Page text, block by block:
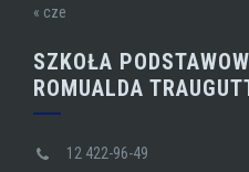
« cze
SZKOŁA
ROMUALDA
12 422-96-49